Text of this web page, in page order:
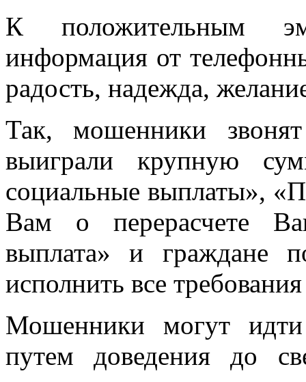
К положительным
информация от
радость, надежда,
Так, мошенники
выиграли крупную
социальные выплаты»,
Вам о перерасчете
выплата» и граждане
исполнить все
Мошенники могут
путем доведения до